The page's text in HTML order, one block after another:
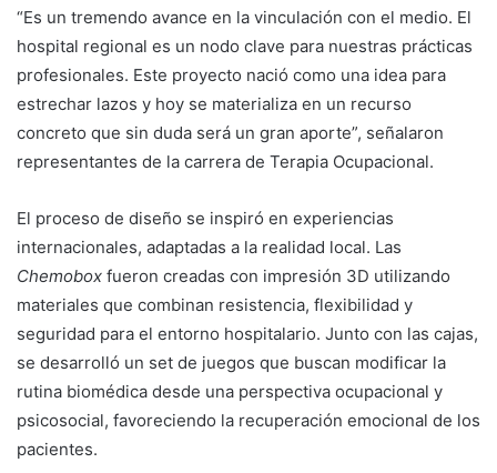
“Es un tremendo avance en la vinculación con el medio. El
hospital regional es un nodo clave para nuestras prácticas
profesionales. Este proyecto nació como una idea para
estrechar lazos y hoy se materializa en un recurso
concreto que sin duda será un gran aporte”, señalaron
representantes de la carrera de Terapia Ocupacional.
El proceso de diseño se inspiró en experiencias
internacionales, adaptadas a la realidad local. Las
Chemobox fueron creadas con impresión 3D utilizando
materiales que combinan resistencia, flexibilidad y
seguridad para el entorno hospitalario. Junto con las cajas,
se desarrolló un set de juegos que buscan modificar la
rutina biomédica desde una perspectiva ocupacional y
psicosocial, favoreciendo la recuperación emocional de los
pacientes.